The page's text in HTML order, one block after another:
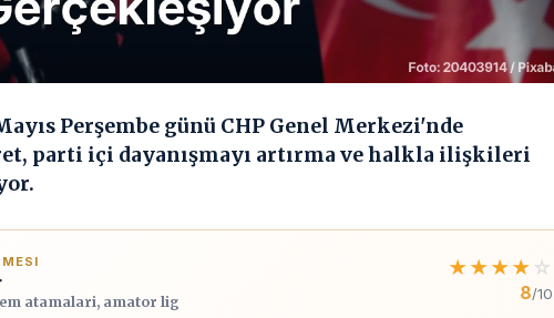
Perşembe günü CHP Genel Merkezi'nde
parti içi dayanışmayı artırma ve halkla ilişkileri
atamalari, amator lig
★★★★ ☆
8/10